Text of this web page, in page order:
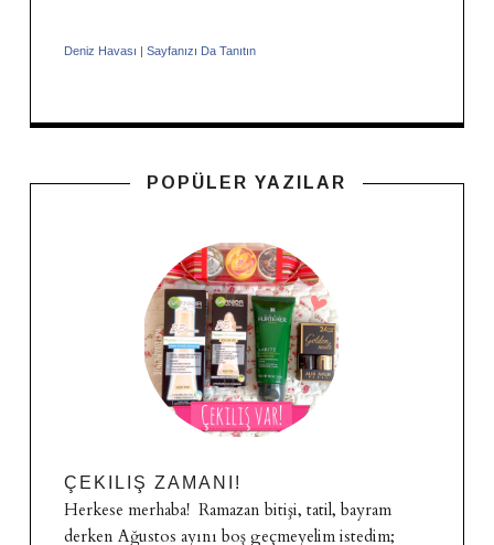
Deniz Havası | Sayfanızı Da Tanıtın
POPÜLER YAZILAR
ÇEKILIŞ ZAMANI!
Herkese merhaba! Ramazan bitişi, tatil, bayram
derken Ağustos ayını boş geçmeyelim istedim;